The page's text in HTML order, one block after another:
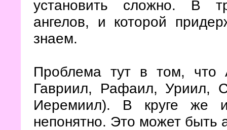
установить сложно. В
ангелов, и которой
знаем.
Проблема тут в том, что
Гавриил, Рафаил, Уриил,
Иеремиил). В круге же
непонятно. Это может быть